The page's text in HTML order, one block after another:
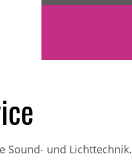
Sound- und Lichttechnik.